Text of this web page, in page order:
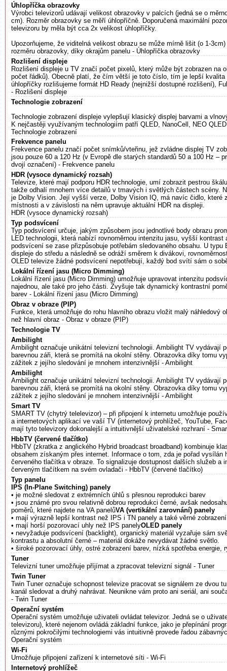
Úhlopříčka obrazovky
Výrobci televizorů udávají velikost obrazovky v palcích (jedná se o
cm). Rozměr obrazovky se měří úhlopříčně. Doporučená maximální
televizoru by měla být cca 2x velikost úhlopříčky.
Upozorňujeme, že viditelná velikost obrazu se může mírně lišit (o 1-
rozměru obrazovky, díky okrajům panelu - Úhlopříčka obrazovky
Rozlišení displeje
Rozlišení displeje u TV značí počet pixelů, který může být zobrazen na
počet řádků). Obecně platí, že čím větší je toto číslo, tím je lepší kvalita
úhlopříčky rozlišujeme formát HD Ready (nejnižší dostupné rozlišení),
- Rozlišení displeje
Technologie zobrazení
Technologie zobrazení displeje vylepšují klasický displej barvami a
K nejčastěji využívaným technologiím patří QLED, NanoCell, NEO
Technologie zobrazení
Frekvence panelu
Frekvence panelu značí počet snímků/vteřinu, jež zvládne displej TV
jsou pouze 60 a 120 Hz (v Evropě dle starých standardů 50 a 100 Hz –
dvojí označení) - Frekvence panelu
HDR (vysoce dynamický rozsah)
Televize, které mají podporu HDR technologie, umí zobrazit pestrou
takže odhalí mnohem více detailů v tmavých i světlých částech scény.
je Dolby Vision. Její vyšší verze, Dolby Vision IQ, má navíc čidlo, které
místnosti a v závislosti na něm upravuje aktuální HDR na displeji.
HDR (vysoce dynamický rozsah)
Typ podsvícení
Typ podsvícení určuje, jakým způsobem jsou jednotlivé body obrazu
LED technologii, která nabízí rovnoměrnou intenzitu jasu, vyšší kontrast
podsvícení se zase přizpůsobuje potřebám sledovaného obsahu. U
displeje do středu a následně se odráží směrem k divákovi,
OLED televize žádné podsvícení nepotřebují, každý bod svítí sám o
Lokální řízení jasu (Micro Dimming)
Lokální řízení jasu (Micro Dimming) umožňuje upravovat intenzitu
najednou, ale také pro jeho části. Zvyšuje tak dynamický kontrastní
barev - Lokální řízení jasu (Micro Dimming)
Obraz v obraze (PIP)
Funkce, která umožňuje do rohu hlavního obrazu vložit malý náhledový
než hlavní obraz - Obraz v obraze (PIP)
Technologie TV
Ambilight
Ambilight označuje unikátní televizní technologii. Ambilight TV vydávají
barevnou záři, která se promítá na okolní stěny. Obrazovka díky tomu
zážitek z jejího sledování je mnohem intenzivnější - Ambilight
Ambilight
Ambilight označuje unikátní televizní technologii. Ambilight TV vydávají
barevnou záři, která se promítá na okolní stěny. Obrazovka díky tomu
zážitek z jejího sledování je mnohem intenzivnější - Ambilight
Smart TV
SMART TV (chytrý telelevizor) – při připojení k internetu umožňuje
a internetových aplikací ve vaší TV (internetový prohlížeč, YouTube,
mají tyto televizory dokonalejší a intuitivnější uživatelské rozhraní -
HbbTV (červené tlačítko)
HbbTV (zkratka z anglického Hybrid broadcast broadband) kombinuje
obsahem získaným přes internet. Informace o tom, zda je pořad vysílán
červeného tlačítka v obraze. To signalizuje dostupnost dalších služeb a
červeným tlačítkem na svém ovladači - HbbTV (červené tlačítko)
Typ panelu
IPS (In-Plane Switching) panely
• je možné sledovat z extrémních úhlů s přesnou reprodukci barev
• jsou známé pro svou relativně dobrou reprodukci černé, avšak
poměrů, které najdete na VA panelůVA (vertikální zarovnání) panely
• mají výrazně lepší kontrast než IPS i TN panely a také věrné
• mají horší pozorovací uhly než IPS panelyOLED panely
• nevyžaduje podsvícení (backlight), organický materiál vyzařuje sám
kontrastu a absolutní černé – materiál dokáže nevydávat žádné světlo.
• široké pozorovací úhly, ostré zobrazení barev, nízká spotřeba energie,
Tuner
Televizní tuner umožňuje příjímat a zpracovat televizní signál - Tuner
Twin Tuner
Twin Tuner označuje schopnost televize pracovat se signálem ze dvou
kanál sledovat a druhý nahrávat. Neunikne vám proto ani seriál, ani
- Twin Tuner
Operační systém
Operační systém umožňuje uživateli ovládat televizor. Jedná se o
televizoru), které nejenom ovládá základní funkce, jako je přepínání
různými pokročilými technologiemi vás intuitivně provede řadou
Operační systém
Wi-Fi
Umožňuje připojení zařízení k internetové síti - Wi-Fi
Internetový prohlížeč